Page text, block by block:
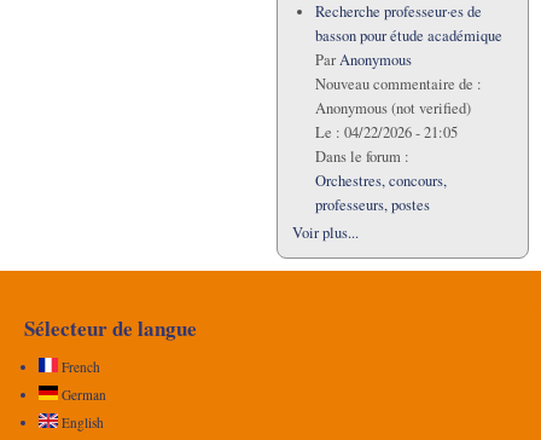
Recherche professeur·es de
basson pour étude académique
ParAnonymous
Nouveau commentaire de :
Anonymous (not verified)
Le : 04/22/2026 - 21:05
Dans le forum :
Orchestres, concours,
professeurs, postes
Voir plus...
Sélecteur de langue
French
German
English